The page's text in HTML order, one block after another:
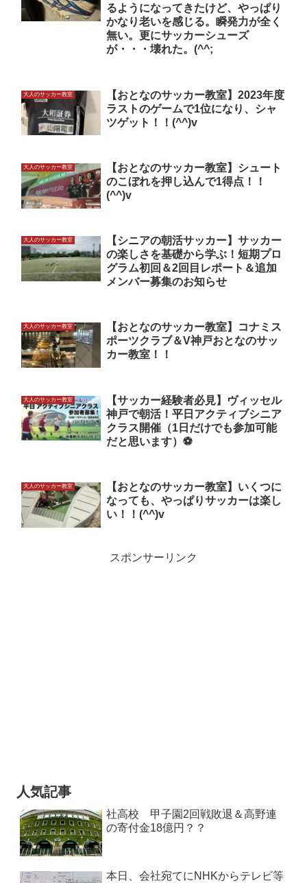
るようになってきたけど、やっぱり
かなり老いを感じる。瞬発力が全く
無い。更にサッカーシューズ
が・・・壊れた。(^^;
大人のサッカー教室
【おとなのサッカー教室】2023年度
ラストのゲームで1位になり、シャ
ツゲット！！(^^)v
大人のサッカー教室
【おとなのサッカー教室】シュート
のこぼれを押し込んで1得点！！
(^^)v
大人のサッカー教室
【シニアの朝活サッカー】サッカー
の楽しさを基礎から学ぶ！短期プロ
グラム初回＆2回目レポート＆追加
メンバー募集のお知らせ
大人のサッカー教室
【おとなのサッカー教室】コナミス
ポーツクラブ＆V神戸おとなのサッ
カー教室！！
大人のサッカー教室
【サッカー経験者必見】ヴィッセル
神戸で朝活！平日アクティブシニア
クラス開催（1日だけでも参加可能
だと思います）⚽️
大人のサッカー教室
【おとなのサッカー教室】いくつに
なっても、やっぱりサッカーは楽し
い！！(^^)v
スポンサーリンク
人気記事
社高校 甲子園2回戦敗退＆高野連
の寄付金18億円？？
本日、会社宛てにNHKからテレビ等